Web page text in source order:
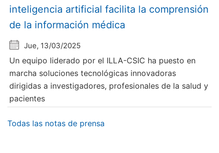
inteligencia artificial facilita la comprensión
de la información médica
Jue, 13/03/2025
Un equipo liderado por el ILLA-CSIC ha puesto en
marcha soluciones tecnológicas innovadoras
dirigidas a investigadores, profesionales de la salud y
pacientes
Todas las notas de prensa